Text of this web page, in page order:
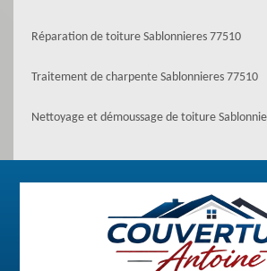
Réparation de toiture Sablonnieres 77510
Traitement de charpente Sablonnieres 77510
Nettoyage et démoussage de toiture